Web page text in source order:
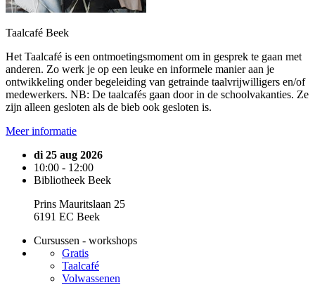
Taalcafé Beek
Het Taalcafé is een ontmoetingsmoment om in gesprek te gaan met
anderen. Zo werk je op een leuke en informele manier aan je
ontwikkeling onder begeleiding van getrainde taalvrijwilligers en/of
medewerkers. NB: De taalcafés gaan door in de schoolvakanties. Ze
zijn alleen gesloten als de bieb ook gesloten is.
Meer informatie
di 25 aug 2026
10:00 - 12:00
Bibliotheek Beek
Prins Mauritslaan 25
6191 EC Beek
Cursussen - workshops
Gratis
Taalcafé
Volwassenen